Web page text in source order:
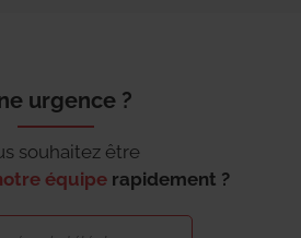
urgence ?
souhaitez être
équipe rapidement ?